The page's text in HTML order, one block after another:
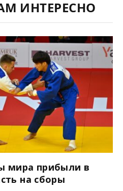
ИНТЕРЕСНО
мира прибыли в
на сборы